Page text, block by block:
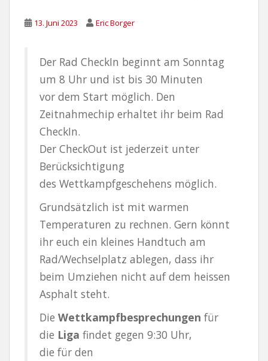
13. Juni 2023 Eric Borger
Der Rad CheckIn beginnt am Sonntag
um 8 Uhr und ist bis 30 Minuten
vor dem Start möglich. Den
Zeitnahmechip erhaltet ihr beim Rad
CheckIn.
Der CheckOut ist jederzeit unter
Berücksichtigung
des Wettkampfgeschehens möglich.
Grundsätzlich ist mit warmen
Temperaturen zu rechnen. Gern könnt
ihr euch ein kleines Handtuch am
Rad/Wechselplatz ablegen, dass ihr
beim Umziehen nicht auf dem heissen
Asphalt steht.
Die Wettkampfbesprechungen für
die Liga findet gegen 9:30 Uhr,
die für den